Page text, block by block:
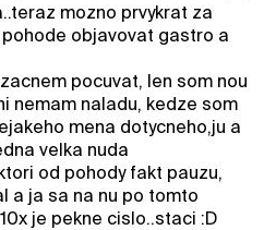
mozno prvykrat za
objavovat gastro a
pocuvat, len som nou
nemam naladu, kedze som
mena dotycneho,ju a
velka nuda
od pohody fakt pauzu,
a ja sa na nu po tomto
je pekne cislo..staci :D